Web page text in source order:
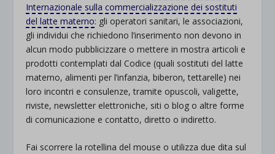
Internazionale sulla commercializzazione dei sostituti
del latte materno: gli operatori sanitari, le associazioni,
gli individui che richiedono l’inserimento non devono in
alcun modo pubblicizzare o mettere in mostra articoli e
prodotti contemplati dal Codice (quali sostituti del latte
materno, alimenti per l’infanzia, biberon, tettarelle) nei
loro incontri e consulenze, tramite opuscoli, valigette,
riviste, newsletter elettroniche, siti o blog o altre forme
di comunicazione e contatto, diretto o indiretto.
Fai scorrere la rotellina del mouse o utilizza due dita sul